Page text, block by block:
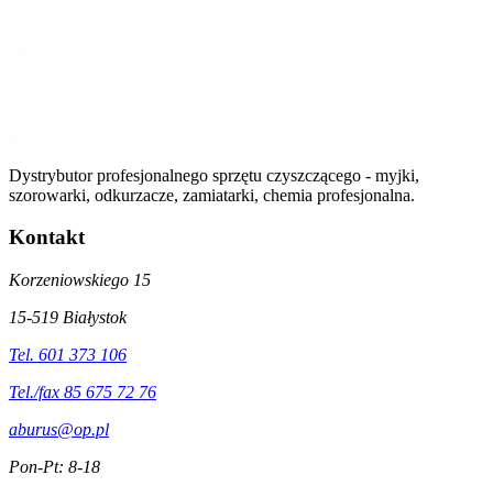
Dystrybutor profesjonalnego sprzętu czyszczącego - myjki,
szorowarki, odkurzacze, zamiatarki, chemia profesjonalna.
Kontakt
Korzeniowskiego 15
15-519 Białystok
Tel. 601 373 106
Tel./fax 85 675 72 76
aburus@op.pl
Pon-Pt: 8-18